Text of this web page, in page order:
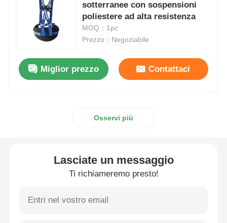
Lampade ricaricabili per coperture minerarie
lampada a tappo senza fili sotterranea
Lampada per la testa dei minatori
Lumiere a cappello duro per miniere
sotterranee con sospensioni
poliestere ad alta resistenza
MOQ：1pc
Prezzo：Negoziabile
Miglior prezzo Contattaci
Osservi più
Lasciate un messaggio
Ti richiameremo presto!